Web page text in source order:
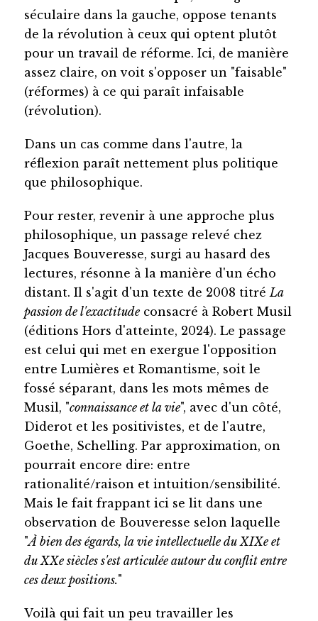
séculaire dans la gauche, oppose tenants
de la révolution à ceux qui optent plutôt
pour un travail de réforme. Ici, de manière
assez claire, on voit s'opposer un "faisable"
(réformes) à ce qui paraît infaisable
(révolution).
Dans un cas comme dans l'autre, la
réflexion paraît nettement plus politique
que philosophique.
Pour rester, revenir à une approche plus
philosophique, un passage relevé chez
Jacques Bouveresse, surgi au hasard des
lectures, résonne à la manière d'un écho
distant. Il s'agit d'un texte de 2008 titré La
passion de l'exactitudeconsacré à Robert Musil
(éditions Hors d'atteinte, 2024). Le passage
est celui qui met en exergue l'opposition
entre Lumières et Romantisme, soit le
fossé séparant, dans les mots mêmes de
Musil, "connaissance et la vie", avec d'un côté,
Diderot et les positivistes, et de l'autre,
Goethe, Schelling. Par approximation, on
pourrait encore dire: entre
rationalité/raison et intuition/sensibilité.
Mais le fait frappant ici se lit dans une
observation de Bouveresse selon laquelle
"À bien des égards, la vie intellectuelle du XIXe et
du XXe siècles s'est articulée autour du conflit entre
ces deux positions."
Voilà qui fait un peu travailler les